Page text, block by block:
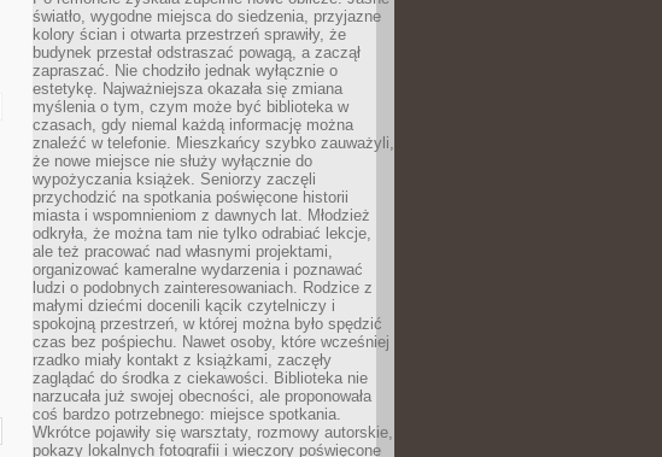
światło, wygodne miejsca do siedzenia, przyjazne
kolory ścian i otwarta przestrzeń sprawiły, że
budynek przestał odstraszać powagą, a zaczął
zapraszać. Nie chodziło jednak wyłącznie o
estetykę. Najważniejsza okazała się zmiana
myślenia o tym, czym może być biblioteka w
czasach, gdy niemal każdą informację można
znaleźć w telefonie. Mieszkańcy szybko zauważyli,
że nowe miejsce nie służy wyłącznie do
wypożyczania książek. Seniorzy zaczęli
przychodzić na spotkania poświęcone historii
miasta i wspomnieniom z dawnych lat. Młodzież
odkryła, że można tam nie tylko odrabiać lekcje,
ale też pracować nad własnymi projektami,
organizować kameralne wydarzenia i poznawać
ludzi o podobnych zainteresowaniach. Rodzice z
małymi dziećmi docenili kącik czytelniczy i
spokojną przestrzeń, w której można było spędzić
czas bez pośpiechu. Nawet osoby, które wcześniej
rzadko miały kontakt z książkami, zaczęły
zaglądać do środka z ciekawości. Biblioteka nie
narzucała już swojej obecności, ale proponowała
coś bardzo potrzebnego: miejsce spotkania.
Wkrótce pojawiły się warsztaty, rozmowy autorskie,
pokazy lokalnych fotografii i wieczory poświęcone